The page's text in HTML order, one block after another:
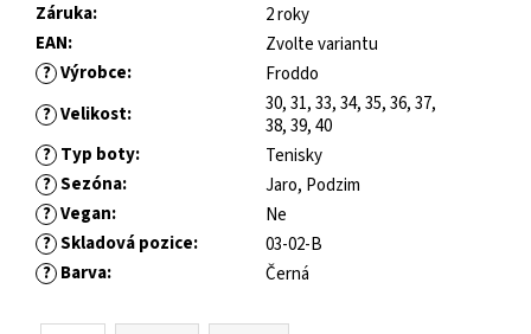
Záruka:
2 roky
EAN:
Zvolte variantu
? Výrobce:
Froddo
? Velikost:
30, 31, 33, 34, 35, 36, 37,
38, 39, 40
? Typ boty:
Tenisky
? Sezóna:
Jaro, Podzim
? Vegan:
Ne
? Skladová pozice:
03-02-B
? Barva: Černá
JOMA
HORIZON
BAREFOOT
2604
ROYAL
BLUE
547
Kč
Původně:
821